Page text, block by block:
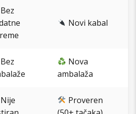
Bez
Novi kabal
Bez
Nova
ambalaža
Nije
Proveren